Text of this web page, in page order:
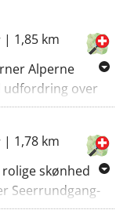
| 1,85 km
Alperne
over
med 72
og er
Denne
ujævne
og
| 1,78 km
skønhed
Seerrundgang-